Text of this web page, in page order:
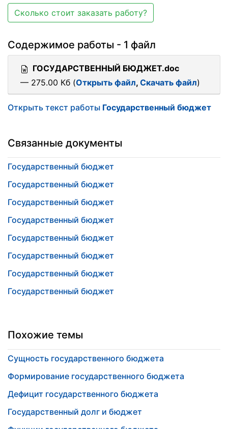
Сколько стоит заказать работу?
Содержимое работы - 1 файл
ГОСУДАРСТВЕННЫЙ БЮДЖЕТ.doc
— 275.00 Кб (Открыть файл, Скачать файл)
Открыть текст работы Государственный бюджет
Связанные документы
Государственный бюджет
Государственный бюджет
Государственный бюджет
Государственный бюджет
Государственный бюджет
Государственный бюджет
Государственный бюджет
Государственный бюджет
Похожие темы
Сущность государственного бюджета
Формирование государственного бюджета
Дефицит государственного бюджета
Государственный долг и бюджет